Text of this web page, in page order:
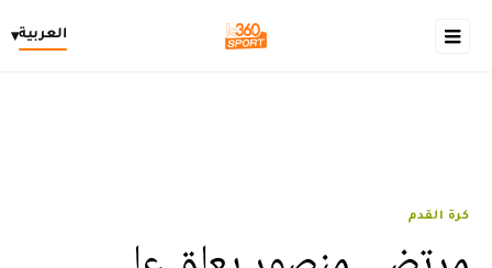
العربية▾
كرة القدم